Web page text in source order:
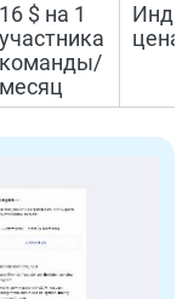
16 $ на 1
участника
команды/
месяц
цена